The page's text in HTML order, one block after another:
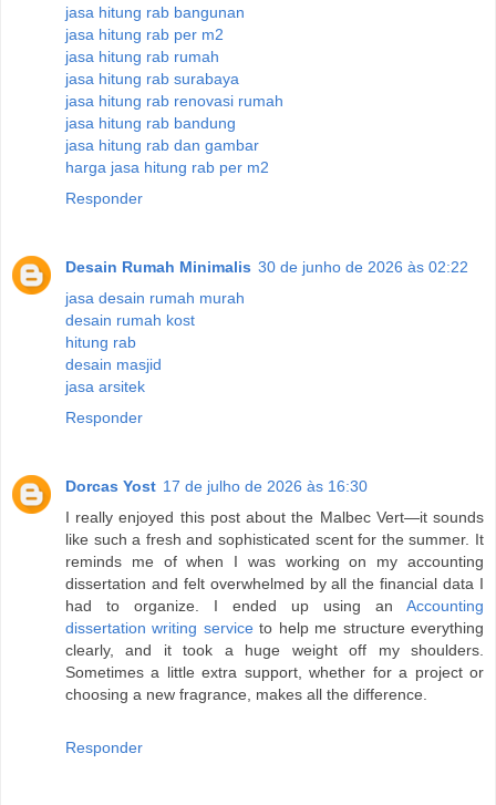
jasa hitung rab bangunan
jasa hitung rab per m2
jasa hitung rab rumah
jasa hitung rab surabaya
jasa hitung rab renovasi rumah
jasa hitung rab bandung
jasa hitung rab dan gambar
harga jasa hitung rab per m2
Responder
Desain Rumah Minimalis 30 de junho de 2026 às 02:22
jasa desain rumah murah
desain rumah kost
hitung rab
desain masjid
jasa arsitek
Responder
Dorcas Yost 17 de julho de 2026 às 16:30
I really enjoyed this post about the Malbec Vert—it sounds
like such a fresh and sophisticated scent for the summer. It
reminds me of when I was working on my accounting
dissertation and felt overwhelmed by all the financial data I
had to organize. I ended up using an Accounting
dissertation writing serviceto help me structure everything
clearly, and it took a huge weight off my shoulders.
Sometimes a little extra support, whether for a project or
choosing a new fragrance, makes all the difference.
Responder